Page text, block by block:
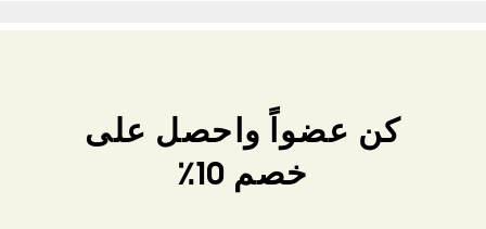
كن عضواً واحصل على
خصم 10٪